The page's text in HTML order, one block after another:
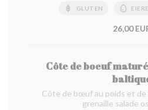
GLUTEN
26,00
Côte de boeuf
Côte de bœuf au poids et de
grenaille salade